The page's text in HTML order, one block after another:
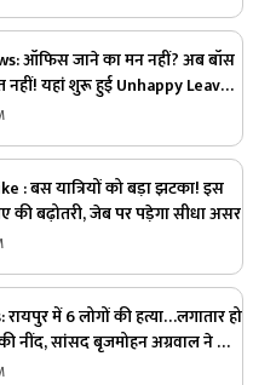
ऑफिस जाने का मन नहीं? अब बॉस
नहीं! यहां शुरू हुई Unhappy Leave,
सैलरी भी
: बस यात्रियों को बड़ा झटका! इस
बढ़ोतरी, जेब पर पड़ेगा सीधा असर
में 6 लोगों की हत्या…लगातार हो
नींद, सांसद बृजमोहन अग्रवाल ने भी
कही थी ये बात